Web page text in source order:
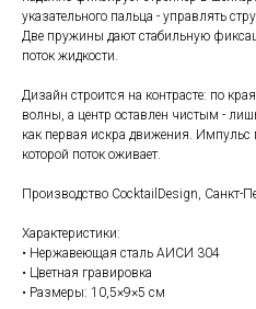
указательного пальца - управлять
Две пружины дают стабильную
поток жидкости.
Дизайн строится на контрасте: по
волны, а центр оставлен чистым -
как первая искра движения. Импульс
которой поток оживает.
Производство CocktailDesign, Санкт-
Характеристики:
• Нержавеющая сталь АИСИ 304
• Цветная гравировка
• Размеры: 10,5×9×5 см